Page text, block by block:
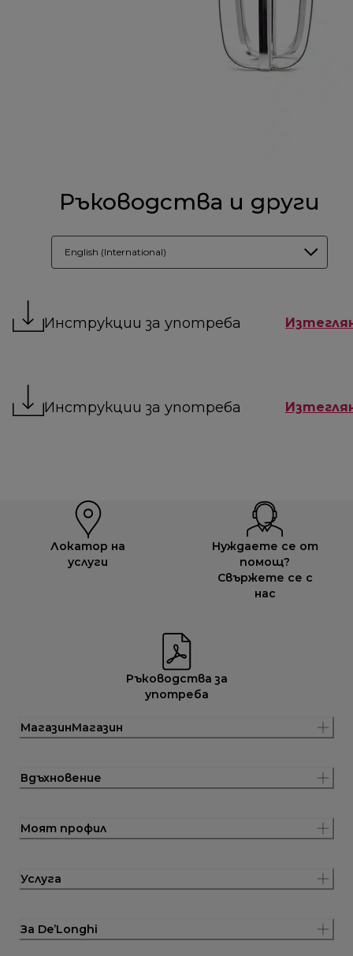
Ръководства и други
English (International)
Инструкции за употреба
Инструкции за употреба
Локатор на
услуги
Нуждаете се от
помощ?
Свържете се с
нас
Ръководства за
употреба
МагазинМагазин
Вдъхновение
Моят профил
Услуга
За De’Longhi